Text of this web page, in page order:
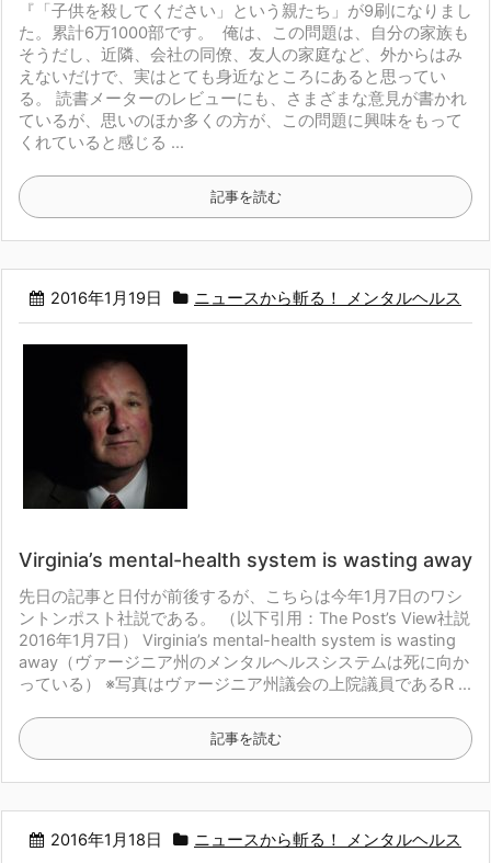
『「子供を殺してください」という親たち」が9刷になりまし
た。
累計6万1000部です。
俺は、この問題は、自分の家族も
そうだし、近隣、会社の同僚、友人の家庭など、 外からはみ
えないだけで、実はとても身近なところにあると思ってい
る。
読書メーターのレビューにも、さまざまな意見が書かれ
ているが、 思いのほか多くの方が、この問題に興味をもって
くれていると感じる ...
記事を読む
2016年1月19日 ニュースから斬る！ メンタルヘルス
Virginia’s mental-health system is wasting away
先日の記事と日付が前後するが、
こちらは今年1月7日のワシ
ントンポスト社説である。
（以下引用：The Post’s View社説
2016年1月7日）
Virginia’s mental-health system is wasting
away （ヴァージニア州のメンタルヘルスシステムは死に向か
っている）
※写真はヴァージニア州議会の上院議員であるR ...
記事を読む
2016年1月18日 ニュースから斬る！ メンタルヘルス